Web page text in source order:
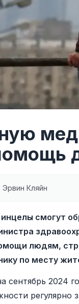
Эрвин Кляйн
инцелы смогут
людям,
по месту
сентябрь 2024
регулярно